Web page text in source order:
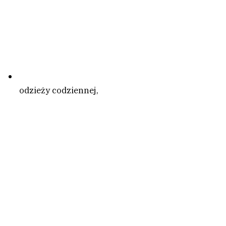
odzieży codziennej,